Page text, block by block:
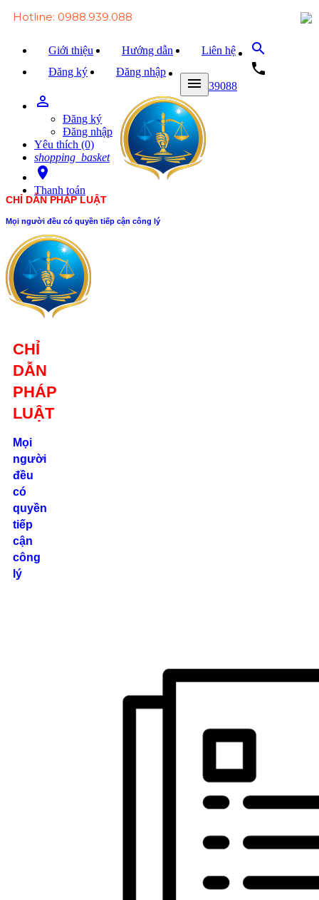
Hotline: 0988.939.088
Giới thiệu Hướng dẫn
Liên hệ
Đăng ký
Đăng nhập
search
local_phone
0988939088
person_outline
Đăng ký
Đăng nhập
Yêu thích (0)
shopping_basket
room
Thanh toán
menu
CHỈ DẪN PHÁP LUẬT
Mọi người đều có quyền tiếp cận công lý
CHỈ
DẪN
PHÁP
LUẬT
Mọi
người
đều
có
quyền
tiếp
cận
công
lý
Trang chủ
Văn bản Luật
Văn bản Đảng
Tài liệu
Hỏi - đáp
Trao đổi
Tin tức
Liên hệ
Số 24/2B
Đường Võ
Oanh, P. 25, Q.
Bình Thạnh, Tp.
Hồ Chí Minh
0862.000.639